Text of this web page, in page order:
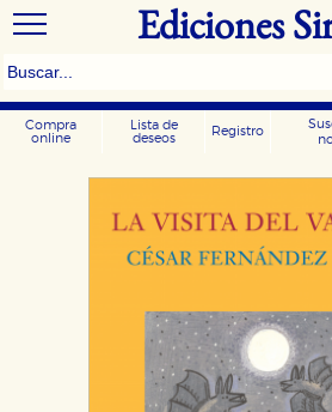
Ediciones
Compra
online
Lista de
deseos
Registro